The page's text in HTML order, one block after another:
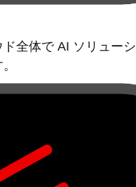
全体で AI ソリュー